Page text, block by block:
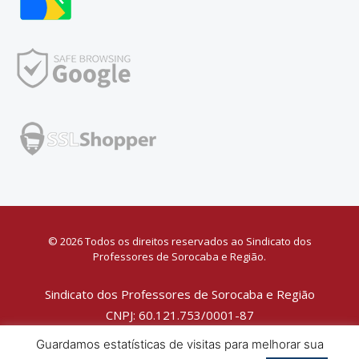
© 2026 Todos os direitos reservados ao Sindicato dos
Professores de Sorocaba e Região.
Sindicato dos Professores de Sorocaba e Região
CNPJ: 60.121.753/0001-87
Política de Privacidade
Guardamos estatísticas de visitas para melhorar sua